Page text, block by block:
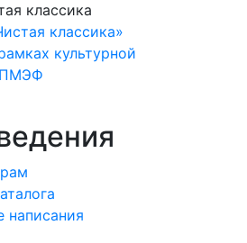
классика
классика»
культурной
ПМЭФ
написания